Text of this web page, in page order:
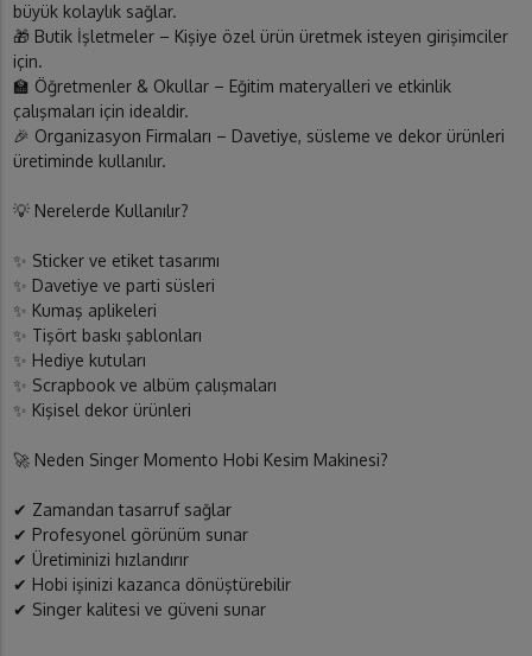
büyük kolaylık sağlar.
🎁 Butik İşletmeler – Kişiye özel ürün üretmek isteyen girişimciler
için.
🏫 Öğretmenler & Okullar – Eğitim materyalleri ve etkinlik
çalışmaları için idealdir.
🎉 Organizasyon Firmaları – Davetiye, süsleme ve dekor ürünleri
üretiminde kullanılır.
💡 Nerelerde Kullanılır?
✨ Sticker ve etiket tasarımı
✨ Davetiye ve parti süsleri
✨ Kumaş aplikeleri
✨ Tişört baskı şablonları
✨ Hediye kutuları
✨ Scrapbook ve albüm çalışmaları
✨ Kişisel dekor ürünleri
🚀 Neden Singer Momento Hobi Kesim Makinesi?
✔ Zamandan tasarruf sağlar
✔ Profesyonel görünüm sunar
✔ Üretiminizi hızlandırır
✔ Hobi işinizi kazanca dönüştürebilir
✔ Singer kalitesi ve güveni sunar